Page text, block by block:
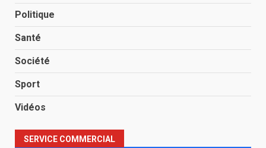
Politique
Santé
Société
Sport
Vidéos
SERVICE COMMERCIAL